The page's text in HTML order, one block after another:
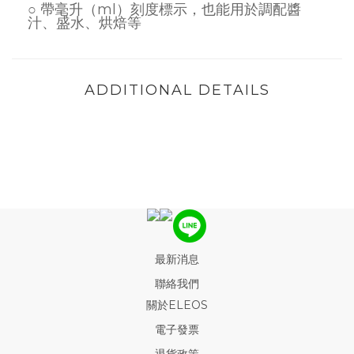
○ 帶毫升（ml）刻度標示，也能用於調配醬
汁、盛水、烘焙等
ADDITIONAL DETAILS
最新消息
聯絡我們
關於ELEOS
電子發票